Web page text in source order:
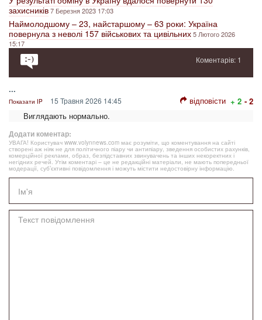
захисників7 Березня 2023 17:03
Наймолодшому – 23, найстаршому – 63 роки: Україна
повернула з неволі 157 військових та цивільних5 Лютого 2026
15:17
Коментарів: 1
...
Показати IP 15 Травня 2026 14:45 відповісти + 2 - 2
Виглядають нормально.
Додати коментар:
УВАГА! Користувач www.volynnews.com має розуміти, що коментування на сайті
створені аж ніяк не для політичного піару чи антипіару, зведення особистих рахунків,
комерційної реклами, образ, безпідставних звинувачень та інших некоректних і
негідних речей. Утім коментарі – це не редакційні матеріали, не мають попередньої
модерації, суб’єктивні повідомлення і можуть містити недостовірну інформацію.